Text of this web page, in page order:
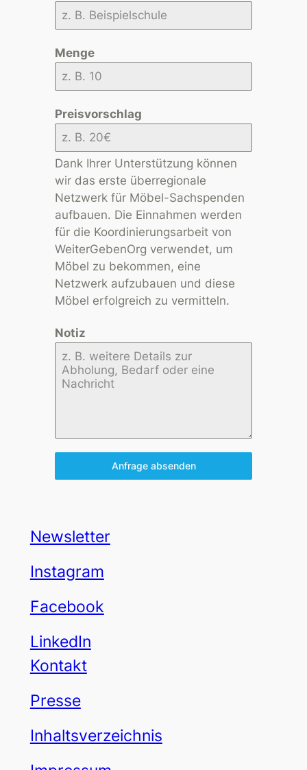
Menge
Preisvorschlag
Dank Ihrer Unterstützung können
wir das erste überregionale
Netzwerk für Möbel-Sachspenden
aufbauen. Die Einnahmen werden
für die Koordinierungsarbeit von
WeiterGebenOrg verwendet, um
Möbel zu bekommen, eine
Netzwerk aufzubauen und diese
Möbel erfolgreich zu vermitteln.
Notiz
Anfrage absenden
Newsletter
Instagram
Facebook
LinkedIn
Kontakt
Presse
Inhaltsverzeichnis